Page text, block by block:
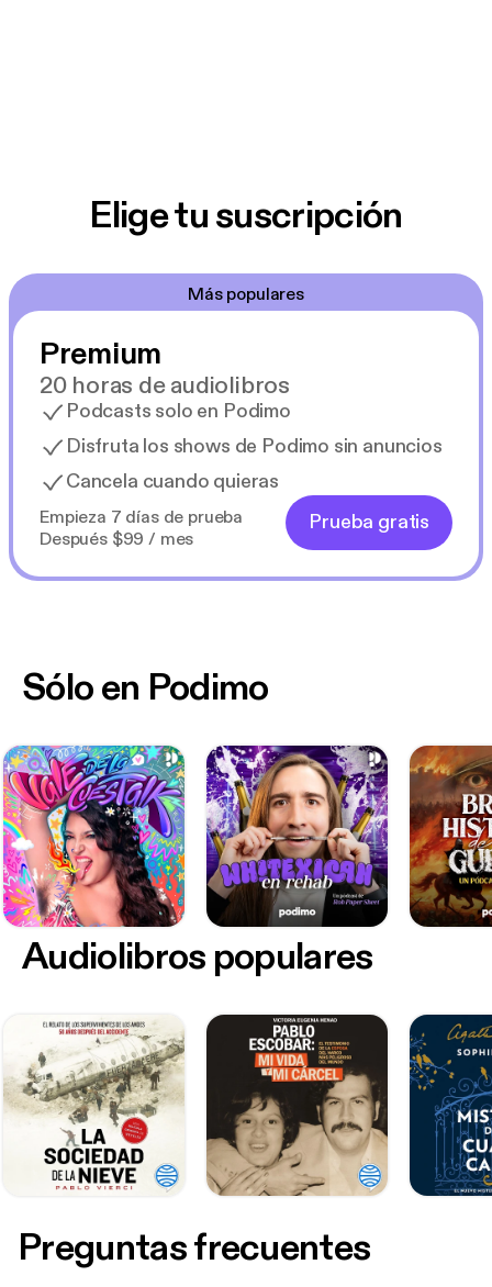
Elige tu suscripción
Más populares
Premium
20 horas de audiolibros
Podcasts solo en Podimo
Disfruta los shows de Podimo sin anuncios
Cancela cuando quieras
Empieza 7 días de prueba
Después $99 / mes
Prueba gratis
Sólo en Podimo
Audiolibros populares
Preguntas frecuentes